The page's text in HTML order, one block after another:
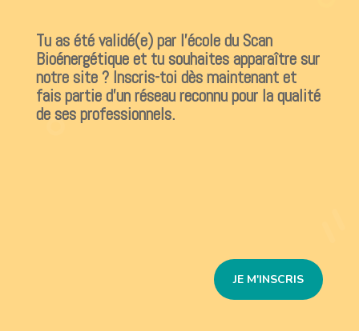
Tu as été validé(e) par l’école du Scan
Bioénergétique et tu souhaites apparaître sur
notre site ? Inscris-toi dès maintenant et
fais partie d’un réseau reconnu pour la qualité
de ses professionnels.
JE M'INSCRIS